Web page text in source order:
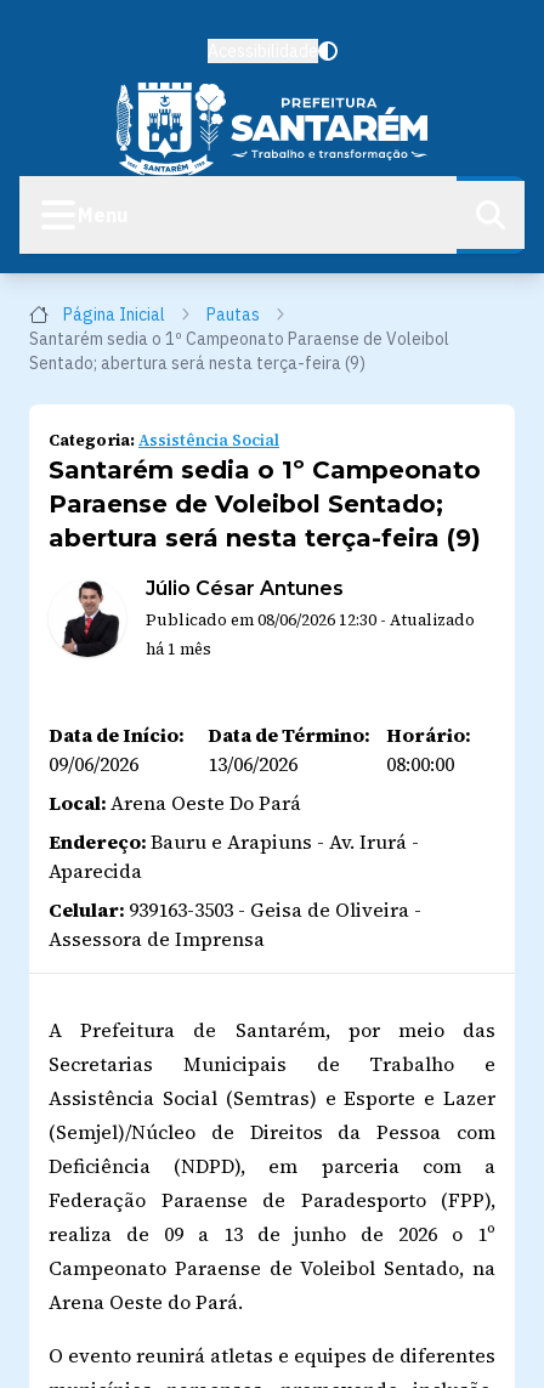
Página Inicial
Pautas
Santarém sedia o 1º Campeonato Paraense de Voleibol
Sentado; abertura será nesta terça-feira (9)
Categoria:Assistência Social
Santarém sedia o 1º Campeonato
Paraense de Voleibol Sentado;
abertura será nesta terça-feira (9)
Júlio César Antunes
Publicado em08/06/2026 12:30 - Atualizado
há 1 mês
Data de Início:
09/06/2026
Data de Término:
13/06/2026
Horário:
08:00:00
Local:Arena Oeste Do Pará
Endereço:Bauru e Arapiuns - Av. Irurá -
Aparecida
Celular: 939163-3503 - Geisa de Oliveira -
Assessora de Imprensa
A Prefeitura de Santarém, por meio das
Secretarias Municipais de Trabalho e
Assistência Social (Semtras) e Esporte e Lazer
(Semjel)/Núcleo de Direitos da Pessoa com
Deficiência (NDPD), em parceria com a
Federação Paraense de Paradesporto (FPP),
realiza de 09 a 13 de junho de 2026 o 1º
Campeonato Paraense de Voleibol Sentado, na
Arena Oeste do Pará.
O evento reunirá atletas e equipes de diferentes